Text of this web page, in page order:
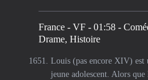
France - VF - 01:58 -
Drame, Histoire
Louis (pas encore XIV) est
jeune adolescent. Alors que